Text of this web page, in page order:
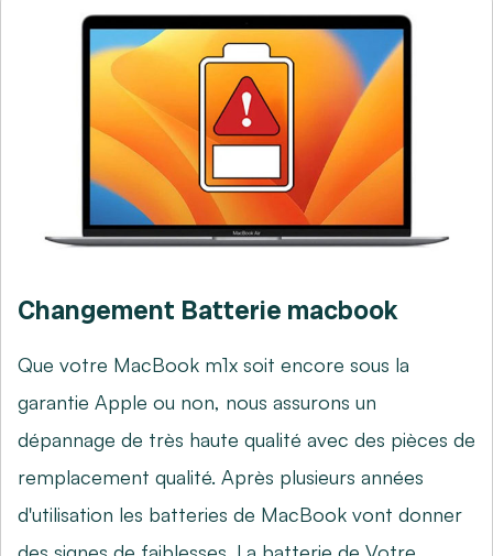
Changement Batterie macbook
Que votre MacBook m1x soit encore sous la
garantie Apple ou non, nous assurons un
dépannage de très haute qualité avec des pièces de
remplacement qualité. Après plusieurs années
d'utilisation les batteries de MacBook vont donner